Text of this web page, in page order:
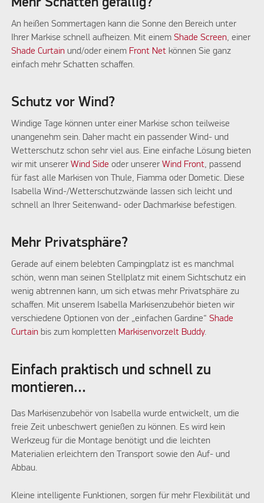
An heißen Sommertagen kann die Sonne den Bereich unter
Ihrer Markise schnell aufheizen. Mit einemShade Screen, einer
Shade Curtain und/oder einem Front Net können Sie ganz
einfach mehr Schatten schaffen.
Schutz vor Wind?
Windige Tage können unter einer Markise schon teilweise
unangenehm sein. Daher macht ein passender Wind- und
Wetterschutz schon sehr viel aus. Eine einfache Lösung bieten
wir mit unsererWind Side oder unsererWind Front, passend
für fast alle Markisen von Thule, Fiamma oder Dometic. Diese
Isabella Wind-/Wetterschutzwände lassen sich leicht und
schnell an Ihrer Seitenwand- oder Dachmarkise befestigen.
Mehr Privatsphäre?
Gerade auf einem belebten Campingplatz ist es manchmal
schön, wenn man seinen Stellplatz mit einem Sichtschutz ein
wenig abtrennen kann, um sich etwas mehr Privatsphäre zu
schaffen. Mit unserem Isabella Markisenzubehör bieten wir
verschiedene Optionen von der „einfachen Gardine“Shade
Curtain bis zum kompletten Markisenvorzelt Buddy.
Einfach praktisch und schnell zu
montieren…
Das Markisenzubehör von Isabella wurde entwickelt, um die
freie Zeit unbeschwert genießen zu können. Es wird kein
Werkzeug für die Montage benötigt und die leichten
Materialien erleichtern den Transport sowie den Auf- und
Abbau.
Kleine intelligente Funktionen, sorgen für mehr Flexibilität und